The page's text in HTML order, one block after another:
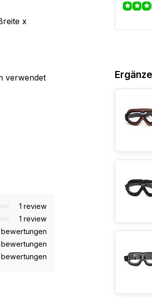
x
verwendet
1 review
1 review